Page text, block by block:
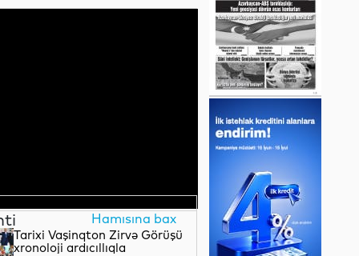
×
Hamısına bax
Tarixi Vaşinqton Zirvə Görüşü
xronoloji ardıcıllıqla